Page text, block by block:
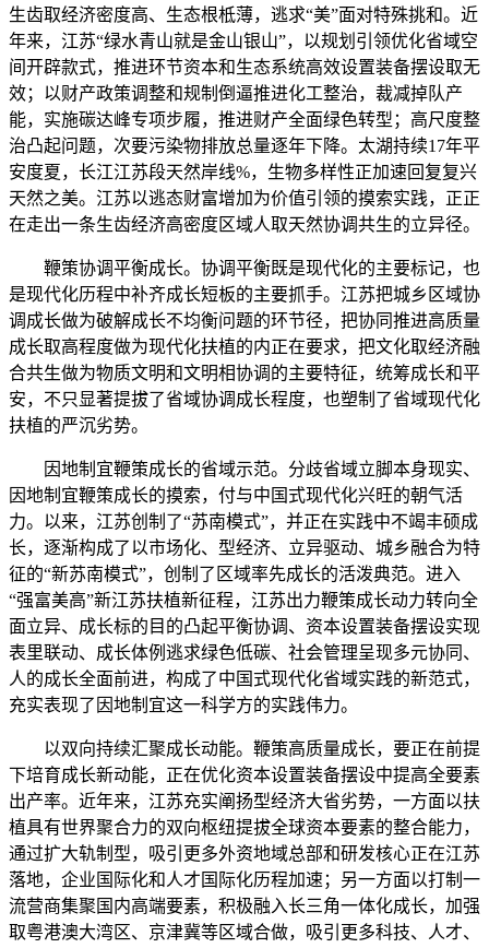
生齿取经济密度高、生态根柢薄，逃求“美”面对特殊挑和。近
年来，江苏“绿水青山就是金山银山”，以规划引领优化省域空
间开辟款式，推进环节资本和生态系统高效设置装备摆设取无
效；以财产政策调整和规制倒逼推进化工整治，裁减掉队产
能，实施碳达峰专项步履，推进财产全面绿色转型；高尺度整
治凸起问题，次要污染物排放总量逐年下降。太湖持续17年平
安度夏，长江江苏段天然岸线%，生物多样性正加速回复复兴
天然之美。江苏以逃态财富增加为价值引领的摸索实践，正正
在走出一条生齿经济高密度区域人取天然协调共生的立异径。
鞭策协调平衡成长。协调平衡既是现代化的主要标记，也
是现代化历程中补齐成长短板的主要抓手。江苏把城乡区域协
调成长做为破解成长不均衡问题的环节径，把协同推进高质量
成长取高程度做为现代化扶植的内正在要求，把文化取经济融
合共生做为物质文明和文明相协调的主要特征，统筹成长和平
安，不只显著提拔了省域协调成长程度，也塑制了省域现代化
扶植的严沉劣势。
因地制宜鞭策成长的省域示范。分歧省域立脚本身现实、
因地制宜鞭策成长的摸索，付与中国式现代化兴旺的朝气活
力。以来，江苏创制了“苏南模式”，并正在实践中不竭丰硕成
长，逐渐构成了以市场化、型经济、立异驱动、城乡融合为特
征的“新苏南模式”，创制了区域率先成长的活泼典范。进入
“强富美高”新江苏扶植新征程，江苏出力鞭策成长动力转向全
面立异、成长标的目的凸起平衡协调、资本设置装备摆设实现
表里联动、成长体例逃求绿色低碳、社会管理呈现多元协同、
人的成长全面前进，构成了中国式现代化省域实践的新范式，
充实表现了因地制宜这一科学方的实践伟力。
以双向持续汇聚成长动能。鞭策高质量成长，要正在前提
下培育成长新动能，正在优化资本设置装备摆设中提高全要素
出产率。近年来，江苏充实阐扬型经济大省劣势，一方面以扶
植具有世界聚合力的双向枢纽提拔全球资本要素的整合能力，
通过扩大轨制型，吸引更多外资地域总部和研发核心正在江苏
落地，企业国际化和人才国际化历程加速；另一方面以打制一
流营商集聚国内高端要素，积极融入长三角一体化成长，加强
取粤港澳大湾区、京津冀等区域合做，吸引更多科技、人才、